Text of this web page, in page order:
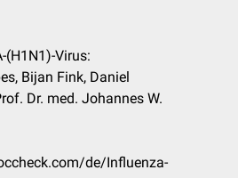
(H1N1)-Virus:
Bijan Fink, Daniel
Dr. med. Johannes W.
de/Influenza-